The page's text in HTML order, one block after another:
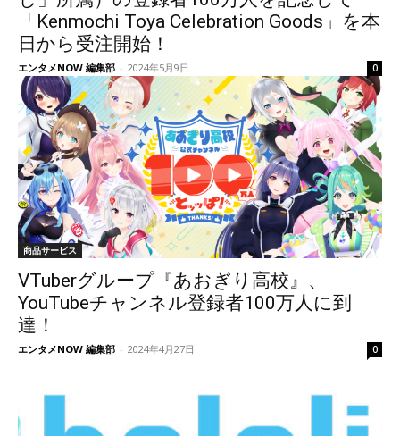
「Kenmochi Toya Celebration Goods」を本
日から受注開始！
エンタメNOW 編集部 - 2024年5月9日 0
商品サービス
VTuberグループ『あおぎり高校』、
YouTubeチャンネル登録者100万人に到
達！
エンタメNOW 編集部 - 2024年4月27日 0